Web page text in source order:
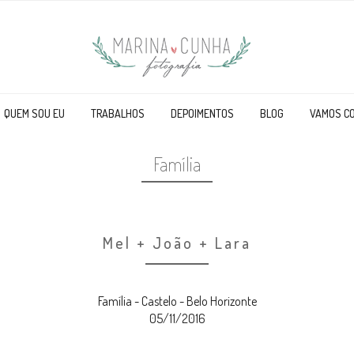
QUEM SOU EU TRABALHOS DEPOIMENTOS BLOG VAMOS
Família
Mel + João + Lara
Família - Castelo - Belo Horizonte
05/11/2016